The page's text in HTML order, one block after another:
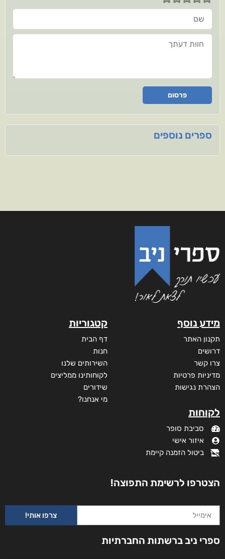
שם
חוות דעתך
פרסום
ספרים נוספים
מידע נוסף
תקנון האתר
דרושים
צרו קשר
מדיניות פרטיות
הצהרת נגישות
לקוחות
סביבת סופר
איזור אישי
ביטול הזמנה קיימת
קטגוריות
דף הבית
חנות
השירותים שלנו
לקוחותינו ממליצים
שידורים
מי אנחנו?
הצטרפו לרשימת התפוצה!
צרפו אותי!
ספרי ניב ברשתות החברתיות